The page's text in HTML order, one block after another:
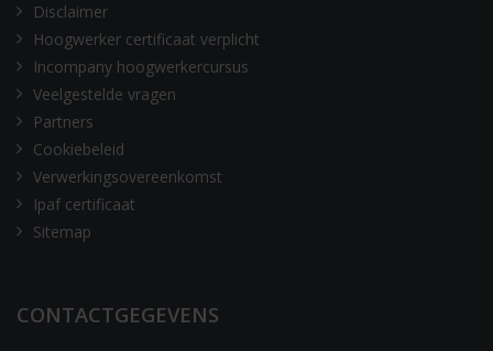
Disclaimer
Hoogwerker certificaat verplicht
Incompany hoogwerkercursus
Veelgestelde vragen
Partners
Cookiebeleid
Verwerkingsovereenkomst
Ipaf certificaat
Sitemap
CONTACTGEGEVENS